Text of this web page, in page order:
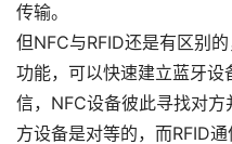
传输。
但NFC与RFID还是有区别
功能，可以快速建立蓝牙
信，NFC设备彼此寻找对
方设备是对等的，而RFID